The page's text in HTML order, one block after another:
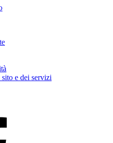
e dei servizi